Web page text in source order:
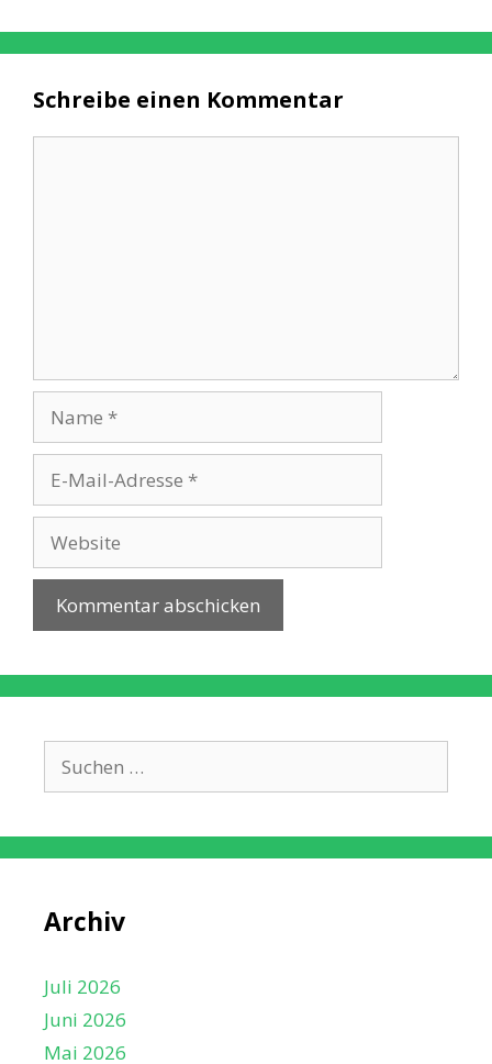
Schreibe einen Kommentar
Mail-
Adresse
nach:
Archiv
Juli 2026
Juni 2026
Mai 2026